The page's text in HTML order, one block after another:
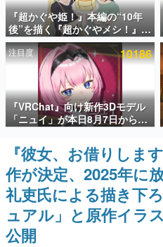
アプリセール情報
インタビュー
連載・特集一覧
殿堂入り記事
SNS拡散数が数千以
ど。多くの人々に読
事をまとめました。
ゲームの企画書
名作ゲームクリエイ
聞きし、ヒットする
きます。
赫本
この物語を解いては
『超かぐや姫！』本編の“10年
後”を描く『超かぐやメシ！』
Web連載決定。新たなWebマン
ガレーベル「ビビビコミック」
にて特別話が掲載スタート、あ
のお話には…まだ続きがある！
注目度 10186
『VRChat』向け新作3Dモデル
「ニュイ」が本日8月7日から
BOOTHにて発売。瞳に光る星
や感情豊かな表情が、小悪魔か
わいい
『彼女、お借りしま
作が決定、2025年に
礼吏氏による描き下
ュアル」と原作イラ
公開